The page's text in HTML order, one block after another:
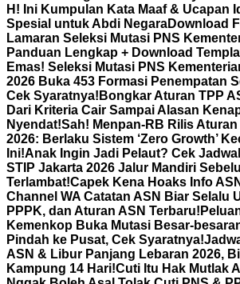
H! Ini Kumpulan Kata Maaf & Ucapan
Spesial untuk Abdi NegaraDownload
Lamaran Seleksi Mutasi PNS
Panduan Lengkap + Download
Emas! Seleksi Mutasi PNS
2026 Buka 453 Formasi Penempatan
Cek Syaratnya! Bongkar Aturan TPP
Dari Kriteria Cair Sampai Alasan
Nyendat!Sah! Menpan-RB Rilis
2026: Berlaku Sistem ‘Zero Growth’
Ini!Anak Ingin Jadi Pelaut? Cek
STIP Jakarta 2026 Jalur Mandiri
Terlambat!Capek Kena Hoaks Info
Channel WA Catatan ASN Biar Selalu
PPPK, dan Aturan ASN Terbaru!
Kemenkop Buka Mutasi Besar-
Pindah ke Pusat, Cek Syaratnya!
ASN & Libur Panjang Lebaran 2026,
Kampung 14 Hari!Cuti Itu Hak Mutlak